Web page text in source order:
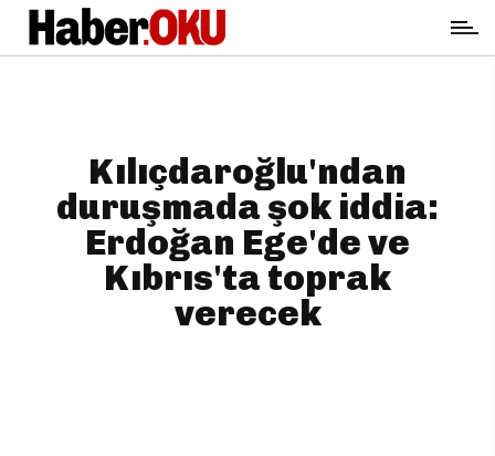
Kılıçdaroğlu'ndan
duruşmada şok iddia:
Erdoğan Ege'de ve
Kıbrıs'ta toprak
verecek